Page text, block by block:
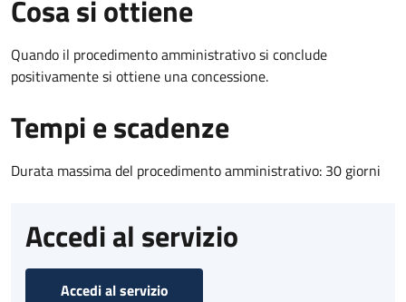
Cosa si ottiene
Quando il procedimento amministrativo si conclude
positivamente si ottiene una concessione.
Tempi e scadenze
Durata massima del procedimento amministrativo: 30 giorni
Accedi al servizio
Accedi al servizio